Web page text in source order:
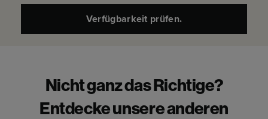
Verfügbarkeit prüfen.
Nicht ganz das Richtige?
Entdecke unsere anderen